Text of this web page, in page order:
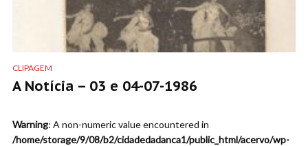
CLIPAGEM
A Notícia – 03 e 04-07-1986
Warning: A non-numeric value encountered in
/home/storage/9/08/b2/cidadedadanca1/public_html/acervo/wp-